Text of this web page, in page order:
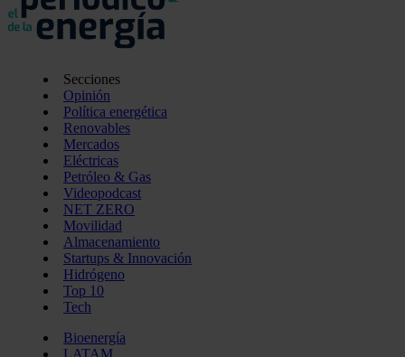
Secciones
Opinión
Política energética
Renovables
Mercados
Eléctricas
Petróleo & Gas
Videopodcast
NET ZERO
Movilidad
Almacenamiento
Startups & Innovación
Hidrógeno
Top 10
Tech
Bioenergía
LATAM